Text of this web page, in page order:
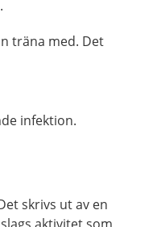
träna med. Det
infektion.
skrivs ut av en